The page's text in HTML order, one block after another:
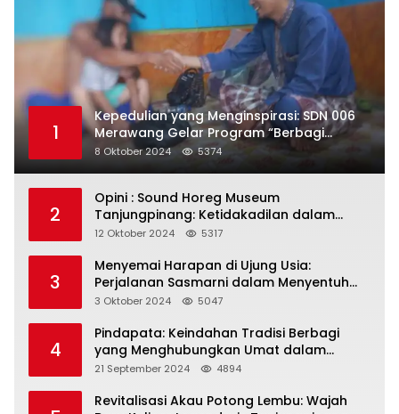
1
Kepedulian yang Menginspirasi: SDN 006
Merawang Gelar Program “Berbagi
Segenggam Beras”
8 Oktober 2024 5374
2
Opini : Sound Horeg Museum
Tanjungpinang: Ketidakadilan dalam
Representasi
12 Oktober 2024 5317
3
Menyemai Harapan di Ujung Usia:
Perjalanan Sasmarni dalam Menyentuh
Hati dan Jiwa
3 Oktober 2024 5047
4
Pindapata: Keindahan Tradisi Berbagi
yang Menghubungkan Umat dalam
Spiritualitas dan Kebersamaan dalam
21 September 2024 4894
Revitalisasi Akau Potong Lembu: Wajah